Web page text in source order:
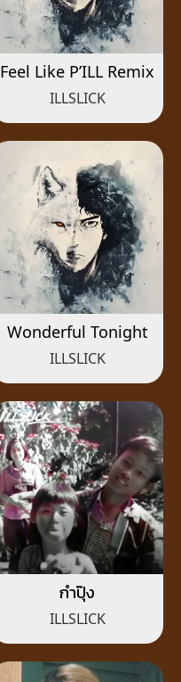
Feel Like P’ILL Remix
ILLSLICK
Wonderful Tonight
ILLSLICK
กำปุ๊ง
ILLSLICK